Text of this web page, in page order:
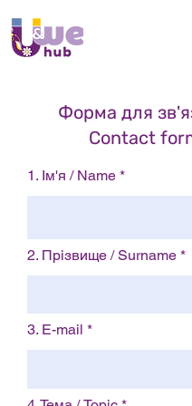
Форма для
Contact
1. Ім'я / Name
2. Прізвище / Surname
3. E-mail